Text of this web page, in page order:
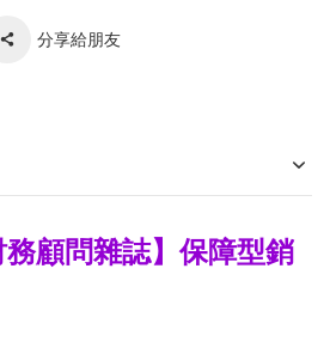
分享給朋友
務顧問雜誌】保障型銷